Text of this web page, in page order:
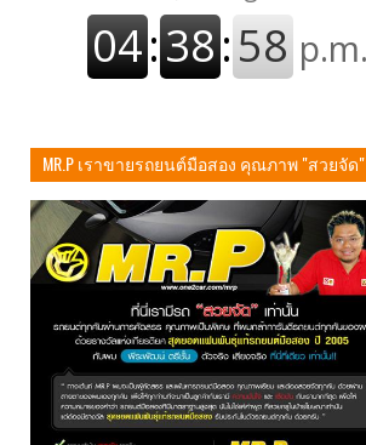
MR.P เราขายรถยนต์มือสอง คุณภาพ "สวยจัด"